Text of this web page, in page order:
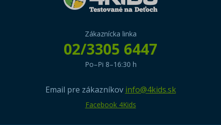
Zákaznícka linka
02/3305 6447
Po–Pi 8–16:30 h
Email pre zákazníkov info@4kids.sk
Facebook 4Kids